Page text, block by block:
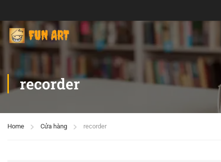
recorder
Home Cửa hàng recorder